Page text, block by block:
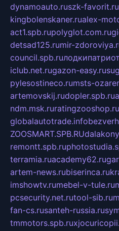
dynamoauto.ruszk-favorit.ru
kingbolenskaner.rualex-
act1.spb.rupolyglot.com.ru
detsad125.rumir-
council.spb.ru
iclub.net.rugazon-easy.ru
pylesostineco.rumsts-
artemovskij.rudopler.spb.ru
ndm.msk.ruratingzooshop.ru
globalautotrade.info
ZOOSMART.SPB.RU
remontt.spb.ru
terramia.ruacademy62.ru
artem-news.rubiserinca.ru
imshowtv.rumebel-v-tule.ru
pcsecurity.net.rutool-sib.ru
fan-cs.rusanteh-russia.ru
tmmotors.spb.ru